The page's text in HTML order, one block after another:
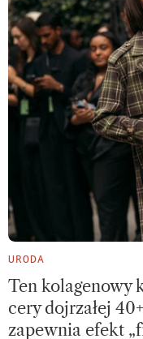
URODA
Ten kolagenowy
cery dojrzałej
zapewnia efekt